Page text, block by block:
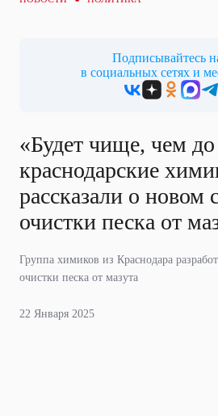
Подписывайтесь
в социальных сетях и
«Будет чище, чем
краснодарские
рассказали о новом
очистки песка от
Группа химиков из Краснодара
очистки песка от мазута
22 Января 2025